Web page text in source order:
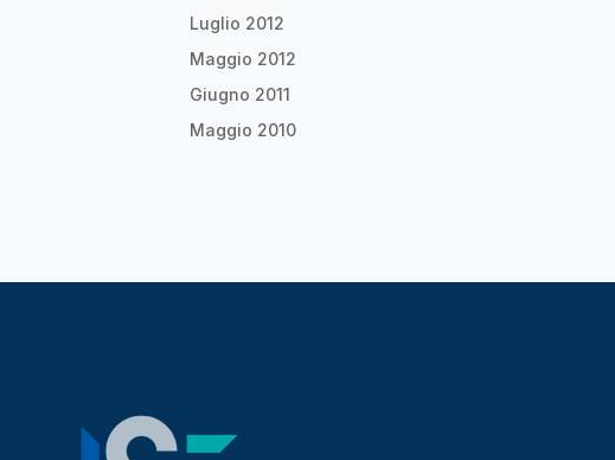
Luglio 2012
Maggio 2012
Giugno 2011
Maggio 2010